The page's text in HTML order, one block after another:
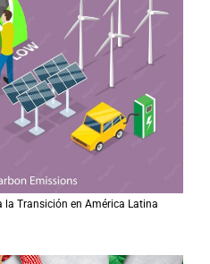
la Transición en América Latina